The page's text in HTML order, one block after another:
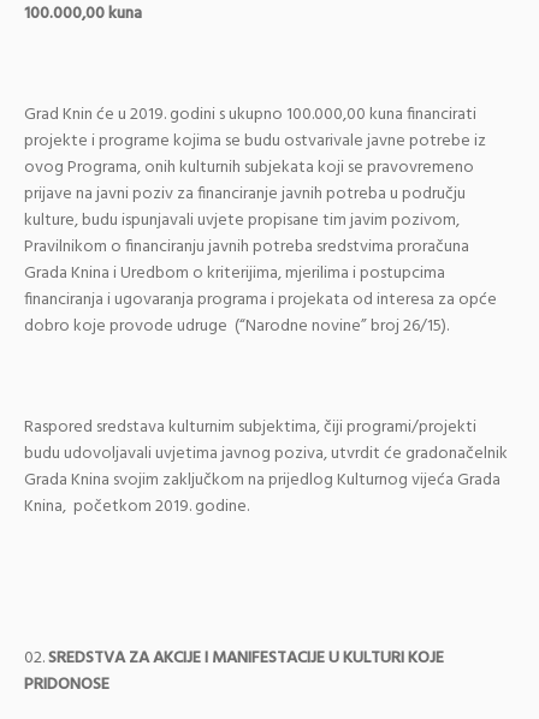
100.000,00 kuna
Grad Knin će u 2019. godini s ukupno 100.000,00 kuna financirati
projekte i programe kojima se budu ostvarivale javne potrebe iz
ovog Programa, onih kulturnih subjekata koji se pravovremeno
prijave na javni poziv za financiranje javnih potreba u području
kulture, budu ispunjavali uvjete propisane tim javim pozivom,
Pravilnikom o financiranju javnih potreba sredstvima proračuna
Grada Knina i Uredbom o kriterijima, mjerilima i postupcima
financiranja i ugovaranja programa i projekata od interesa za opće
dobro koje provode udruge (“Narodne novine” broj 26/15).
Raspored sredstava kulturnim subjektima, čiji programi/projekti
budu udovoljavali uvjetima javnog poziva, utvrdit će gradonačelnik
Grada Knina svojim zaključkom na prijedlog Kulturnog vijeća Grada
Knina, početkom 2019. godine.
SREDSTVA ZA AKCIJE I MANIFESTACIJE U KULTURI KOJE
PRIDONOSE